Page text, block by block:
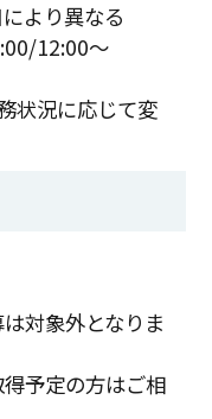
より異なる
12:00～
状況に応じて変
対象外となりま
予定の方はご相